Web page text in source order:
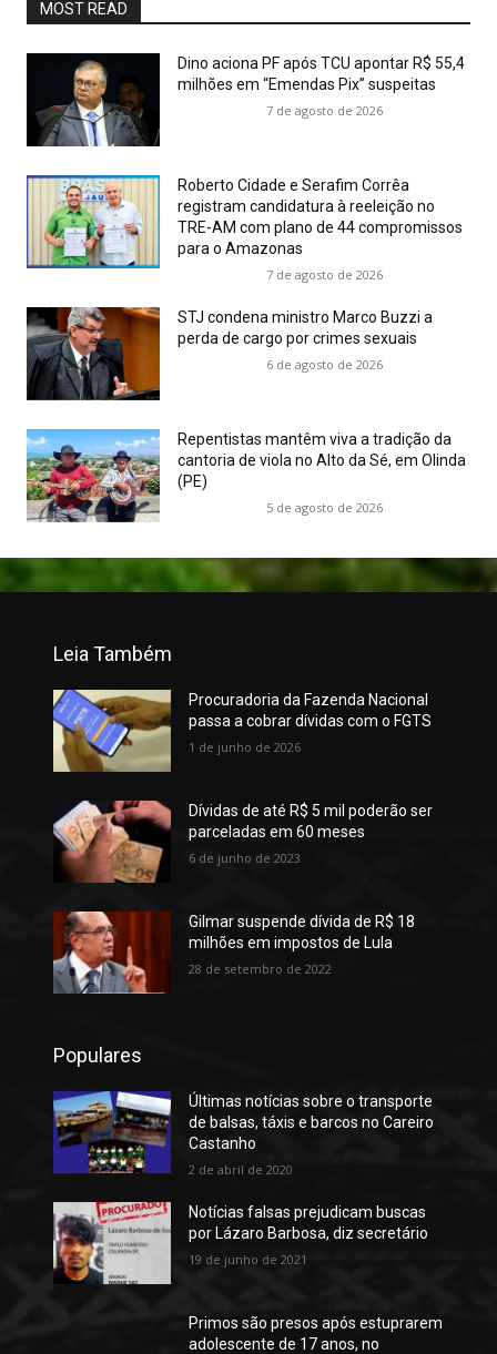
MOST READ
Dino aciona PF após TCU apontar R$ 55,4
milhões em “Emendas Pix” suspeitas
7 de agosto de 2026
Roberto Cidade e Serafim Corrêa
registram candidatura à reeleição no
TRE-AM com plano de 44 compromissos
para o Amazonas
7 de agosto de 2026
STJ condena ministro Marco Buzzi a
perda de cargo por crimes sexuais
6 de agosto de 2026
Repentistas mantêm viva a tradição da
cantoria de viola no Alto da Sé, em Olinda
(PE)
5 de agosto de 2026
Leia Também
Procuradoria da Fazenda Nacional
passa a cobrar dívidas com o FGTS
1 de junho de 2026
Dívidas de até R$ 5 mil poderão ser
parceladas em 60 meses
6 de junho de 2023
Gilmar suspende dívida de R$ 18
milhões em impostos de Lula
28 de setembro de 2022
Populares
Últimas notícias sobre o transporte
de balsas, táxis e barcos no Careiro
Castanho
2 de abril de 2020
Notícias falsas prejudicam buscas
por Lázaro Barbosa, diz secretário
19 de junho de 2021
Primos são presos após estuprarem
adolescente de 17 anos, no